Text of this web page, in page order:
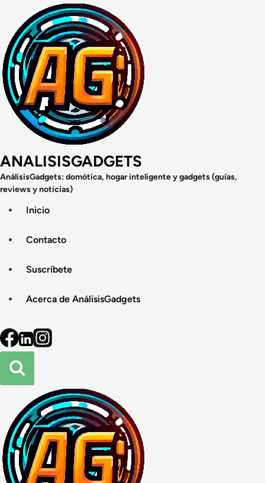
contenido
ANALISISGADGETS
AnálisisGadgets: domótica, hogar inteligente y gadgets (guías,
reviews y noticias)
Inicio
Contacto
Suscríbete
Acerca de AnálisisGadgets